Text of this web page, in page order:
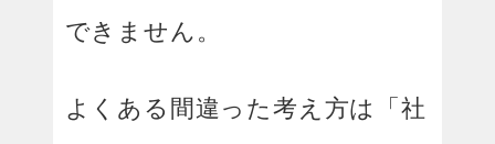
できません。
よくある間違った考え方は「社